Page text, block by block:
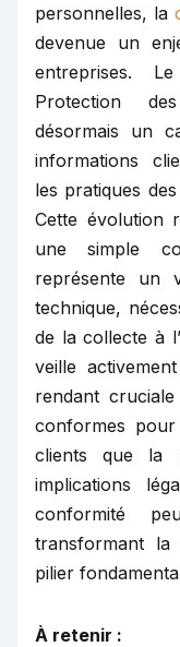
personnelles, la
devenue un
entreprises.
Protection
désormais un
informations
les pratiques
Cette évolution
une simple
représente un
technique,
de la collecte à
veille
rendant
conformes
clients que la
implications
conformité
transformant
pilier
À retenir :